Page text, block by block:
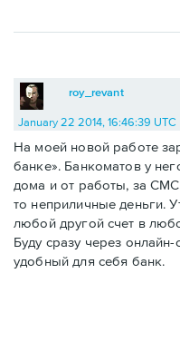
roy_revant
January 22 2014, 16:46:39 UTC
На моей новой работе
банке». Банкоматов у
дома и от работы, за
то неприличные деньги.
любой другой счет в
Буду сразу через
удобный для себя банк.